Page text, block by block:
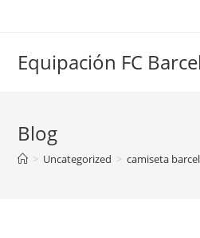
Equipación FC
Blog
> Uncategorized > camiseta